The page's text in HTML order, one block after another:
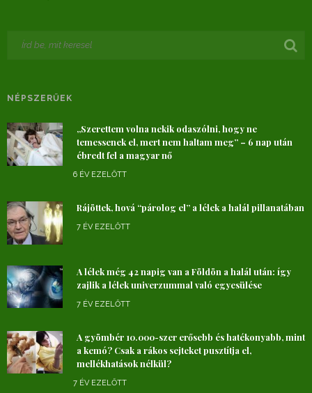
NÉPSZERŰEK
„Szerettem volna nekik odaszólni, hogy ne
temessenek el, mert nem haltam meg” – 6 nap után
ébredt fel a magyar nő
6 ÉV EZELŐTT
Rájöttek, hová “párolog el” a lélek a halál pillanatában
7 ÉV EZELŐTT
A lélek még 42 napig van a Földön a halál után: így
zajlik a lélek univerzummal való egyesülése
7 ÉV EZELŐTT
A gyömbér 10.000-szer erősebb és hatékonyabb, mint
a kemó? Csak a rákos sejteket pusztítja el,
mellékhatások nélkül?
7 ÉV EZELŐTT